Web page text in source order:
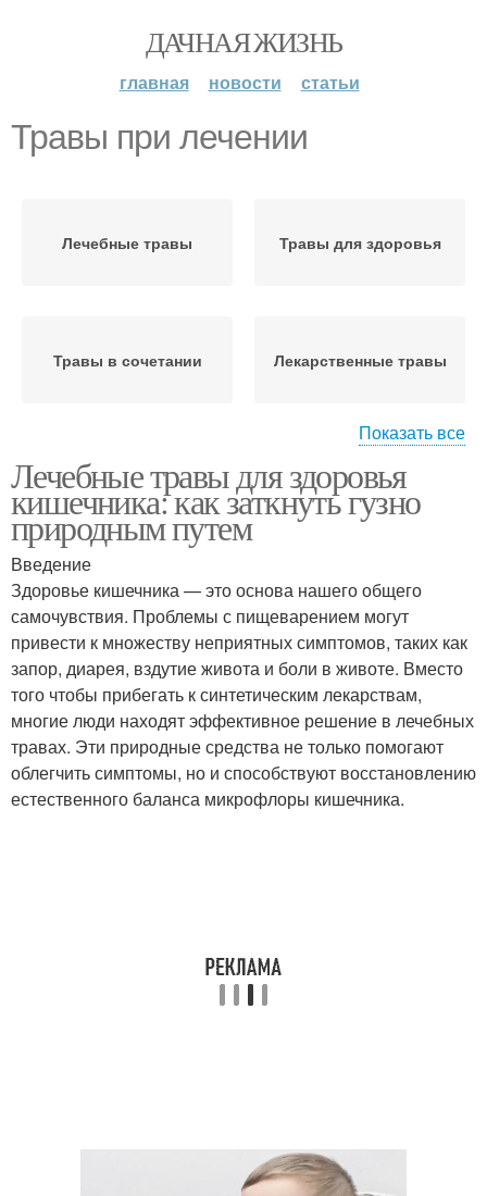
ДАЧНАЯ ЖИЗНЬ
главная новости статьи
Травы при лечении
Лечебные травы Травы для здоровья
Травы в сочетании Лекарственные травы
Средства для лечения
расстройствах
лекарственными
препаратами
Препараты для лечения
Показать все
Лечебные травы для здоровья
кишечника: как заткнуть гузно
природным путем
Введение
Здоровье кишечника — это основа нашего общего
самочувствия. Проблемы с пищеварением могут
привести к множеству неприятных симптомов, таких как
запор, диарея, вздутие живота и боли в животе. Вместо
того чтобы прибегать к синтетическим лекарствам,
многие люди находят эффективное решение в лечебных
травах. Эти природные средства не только помогают
облегчить симптомы, но и способствуют восстановлению
естественного баланса микрофлоры кишечника.